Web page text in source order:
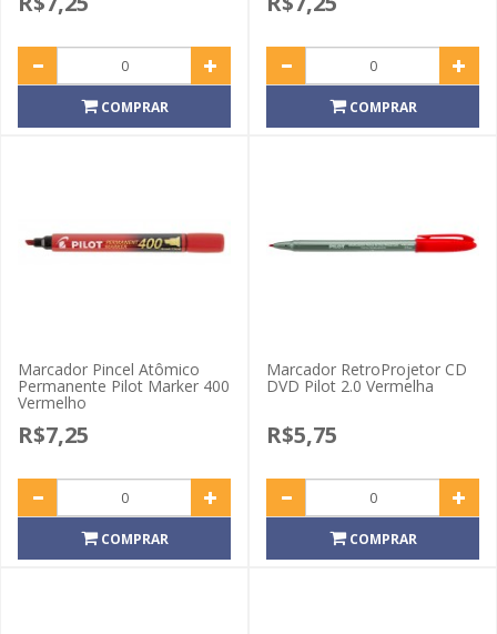
COMPRAR COMPRAR
Marcador Pincel Atômico
Permanente Pilot Marker 400
Vermelho
R$7,25
COMPRAR
Marcador RetroProjetor CD
DVD Pilot 2.0 Vermelha
R$5,75
COMPRAR